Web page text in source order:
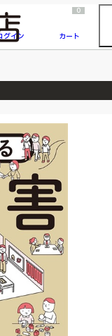
カード付き同梱版』発売延期のご案内
グイン
0
カート